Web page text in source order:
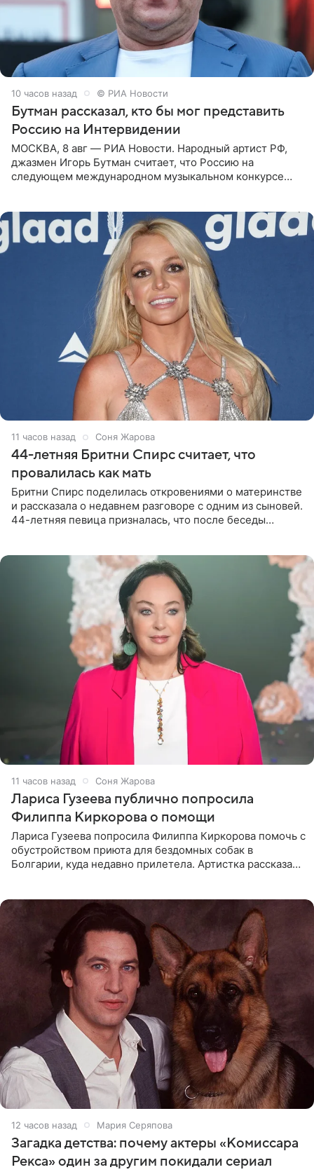
10 часов назад © РИА Новости
Бутман рассказал, кто бы мог представить
Россию на Интервидении
МОСКВА, 8 авг — РИА Новости. Народный артист РФ,
джазмен Игорь Бутман считает, что Россию на
следующем международном музыкальном конкурсе
11 часов назад Соня Жарова
44-летняя Бритни Спирс считает, что
провалилась как мать
Бритни Спирс поделилась откровениями о материнстве
и рассказала о недавнем разговоре с одним из сыновей.
44-летняя певица призналась, что после беседы
11 часов назад Соня Жарова
Лариса Гузеева публично попросила
Филиппа Киркорова о помощи
Лариса Гузеева попросила Филиппа Киркорова помочь с
обустройством приюта для бездомных собак в
Болгарии, куда недавно прилетела. Артистка рассказала
12 часов назад Мария Серяпова
Загадка детства: почему актеры «Комиссара
Рекса» один за другим покидали сериал